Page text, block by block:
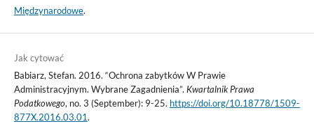
Międzynarodowe.
Jak cytować
Babiarz, Stefan. 2016. “Ochrona zabytków W Prawie
Administracyjnym. Wybrane Zagadnienia”. Kwartalnik Prawa
Podatkowego, no. 3 (September): 9-25. https://doi.org/10.18778/1509-
877X.2016.03.01.